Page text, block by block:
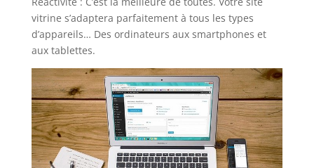
vitrine s’adaptera parfaitement à tous les types
d’appareils… Des ordinateurs aux smartphones et
aux tablettes.